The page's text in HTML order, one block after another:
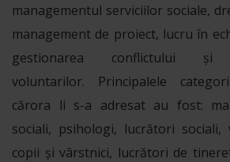
managementul serviciilor sociale,
management de proiect, lucru în
gestionarea conflictului și
voluntarilor. Principalele
cărora li s-a adresat au fost:
sociali, psihologi, lucrători
copii și vârstnici, lucrători de